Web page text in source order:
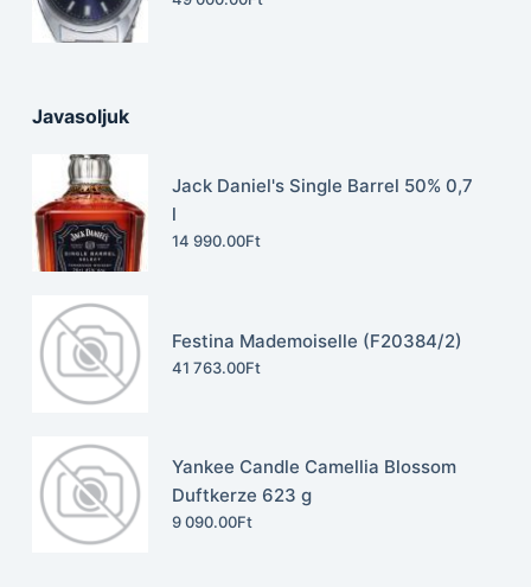
Javasoljuk
Jack Daniel's Single Barrel 50% 0,7
l
14 990.00Ft
Festina Mademoiselle (F20384/2)
41 763.00Ft
Yankee Candle Camellia Blossom
Duftkerze 623 g
9 090.00Ft